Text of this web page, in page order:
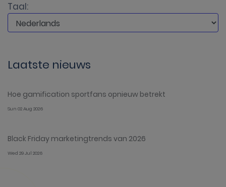
Taal:
Laatste nieuws
Hoe gamification sportfans opnieuw betrekt
Sun 02 Aug 2026
Black Friday marketingtrends van 2026
Wed 29 Jul 2026